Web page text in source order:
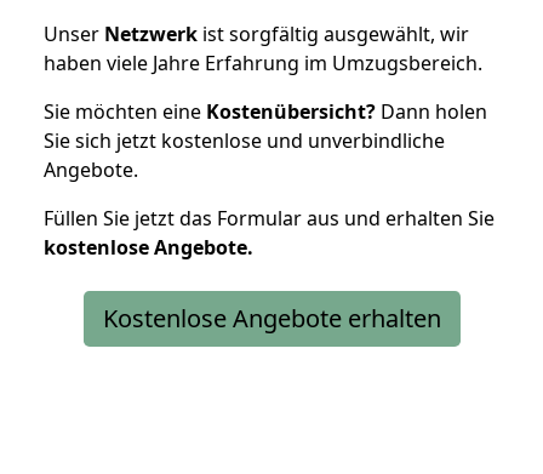
Unser Netzwerk ist sorgfältig ausgewählt, wir
haben viele Jahre Erfahrung im Umzugsbereich.
Sie möchten eine Kostenübersicht? Dann holen
Sie sich jetzt kostenlose und unverbindliche
Angebote.
Füllen Sie jetzt das Formular aus und erhalten Sie
kostenloseAngebote.
Kostenlose Angebote erhalten